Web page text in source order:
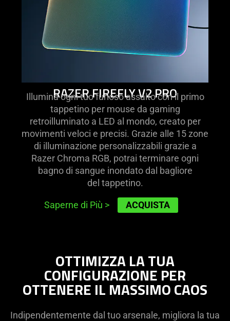
RAZER FIREFLY V2 PRO
Illumina ogni tuo furioso assalto con il primo
tappetino per mouse da gaming
retroilluminato a LED al mondo, creato per
movimenti veloci e precisi. Grazie alle 15 zone
di illuminazione personalizzabili grazie a
Razer Chroma RGB, potrai terminare ogni
bagno di sangue inondato dal bagliore
del tappetino.
Saperne di Più > ACQUISTA
OTTIMIZZA LA TUA
CONFIGURAZIONE PER
OTTENERE IL MASSIMO CAOS
Indipendentemente dal tuo arsenale, migliora la tua